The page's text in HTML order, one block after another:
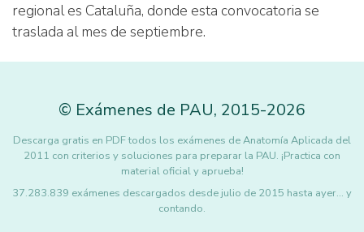
regional es Cataluña, donde esta convocatoria se
traslada al mes de septiembre.
© Exámenes de PAU, 2015-2026
Descarga gratis en PDF todos los exámenes de Anatomía Aplicada del
2011 con criterios y soluciones para preparar la PAU. ¡Practica con
material oficial y aprueba!
37.283.839 exámenes descargados desde julio de 2015 hasta ayer... y
contando.